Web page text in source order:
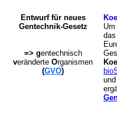
Entwurf für neues
Gentechnik-Gesetz
=> gentechnisch
veränderte Organismen
(GVO)